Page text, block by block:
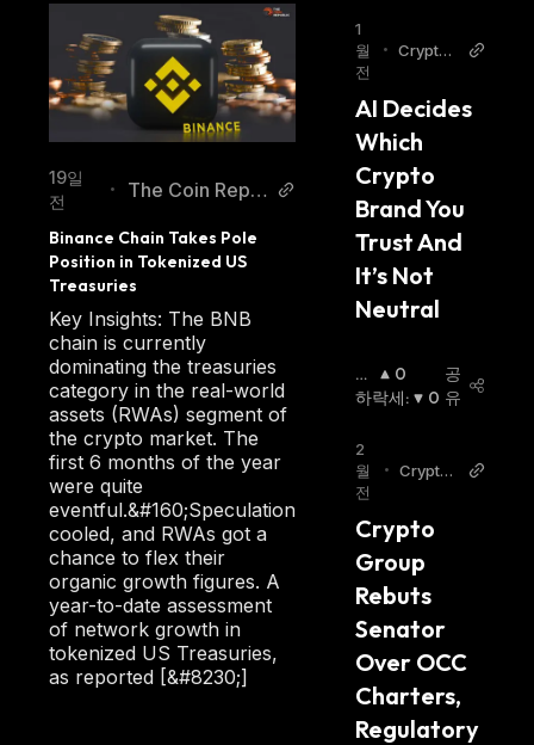
19일
전
•
The Coin Repu
Binance Chain Takes Pole
Position in Tokenized US
Treasuries
Key Insights: The BNB
chain is currently
dominating the treasuries
category in the real-world
assets (RWAs) segment of
the crypto market. The
first 6 months of the year
were quite
eventful.&#160;Speculation
cooled, and RWAs got a
chance to flex their
organic growth figures. A
year-to-date assessment
of network growth in
tokenized US Treasuries,
as reported [&#8230;]
1
월
전
•
Crypto
AI Decides
Which
Crypto
Brand You
Trust And
It’s Not
Neutral
상
승
0
하락세: 0
공
유
2
월
전
•
Crypto
Crypto
Group
Rebuts
Senator
Over OCC
Charters,
Regulatory